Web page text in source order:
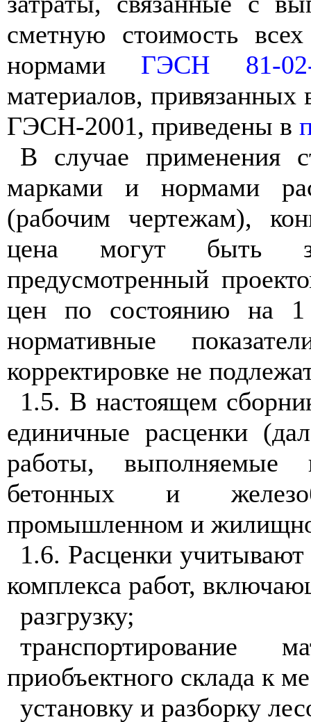
сметную стоимость
нормами ГЭСН 81-02-
материалов, привязанных
ГЭСН-2001, приведены в
В случае применения
марками и нормами
(рабочим чертежам),
цена могут быть
предусмотренный
цен по состоянию на
нормативные
корректировке не
1.5. В настоящем
единичные расценки
работы, выполняемые
бетонных и
промышленном и
1.6. Расценки
комплекса работ,
разгрузку;
приобъектного склада к
установку и разборку